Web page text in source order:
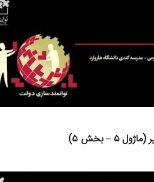
۵ – بخش ۵)